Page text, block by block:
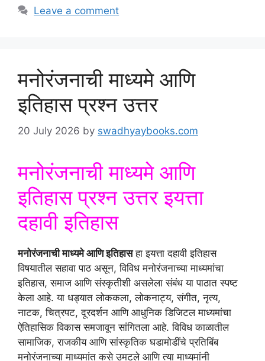
Leave a comment
मनोरंजनाची माध्यमे आणि
इतिहास प्रश्न उत्तर
20 July 2026 by swadhyaybooks.com
मनोरंजनाची माध्यमे आणि
इतिहास प्रश्न उत्तर इयत्ता
दहावी इतिहास
मनोरंजनाची माध्यमे आणि इतिहासहा इयत्ता दहावी इतिहास
विषयातील सहावा पाठ असून, विविध मनोरंजनाच्या माध्यमांचा
इतिहास, समाज आणि संस्कृतीशी असलेला संबंध या पाठात स्पष्ट
केला आहे. या धड्यात लोककला, लोकनाट्य, संगीत, नृत्य,
नाटक, चित्रपट, दूरदर्शन आणि आधुनिक डिजिटल माध्यमांचा
ऐतिहासिक विकास समजावून सांगितला आहे. विविध काळातील
सामाजिक, राजकीय आणि सांस्कृतिक घडामोडींचे प्रतिबिंब
मनोरंजनाच्या माध्यमांत कसे उमटले आणि त्या माध्यमांनी